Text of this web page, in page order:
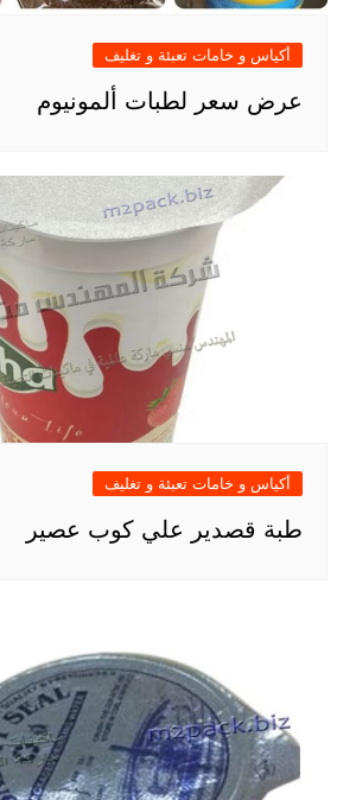
أكياس و خامات تعبئة و تغليف
عرض سعر لطبات ألمونيوم
أكياس و خامات تعبئة و تغليف
طبة قصدير علي كوب عصير